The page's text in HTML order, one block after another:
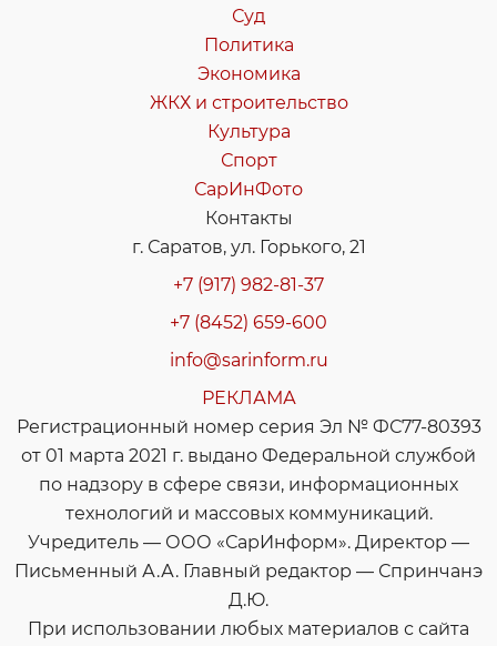
Суд
Политика
Экономика
ЖКХ и строительство
Культура
Спорт
СарИнФото
Контакты
г. Саратов, ул. Горького, 21
+7 (917) 982-81-37
+7 (8452) 659-600
info@sarinform.ru
РЕКЛАМА
Регистрационный номер серия Эл № ФС77-80393
от 01 марта 2021 г. выдано Федеральной службой
по надзору в сфере связи, информационных
технологий и массовых коммуникаций.
Учредитель — ООО «СарИнформ». Директор —
Письменный А.А. Главный редактор — Спринчанэ
Д.Ю.
При использовании любых материалов с сайта